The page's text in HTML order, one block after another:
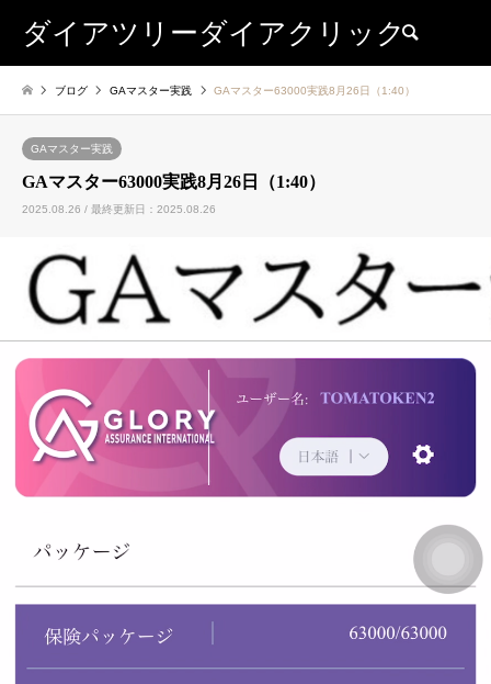
ダイアツリーダイアクリック
ブログ GAマスター実践 GAマスター63000実践8月26日（1:40）
GAマスター実践
GAマスター63000実践8月26日（1:40）
2025.08.26 / 最終更新日：2025.08.26